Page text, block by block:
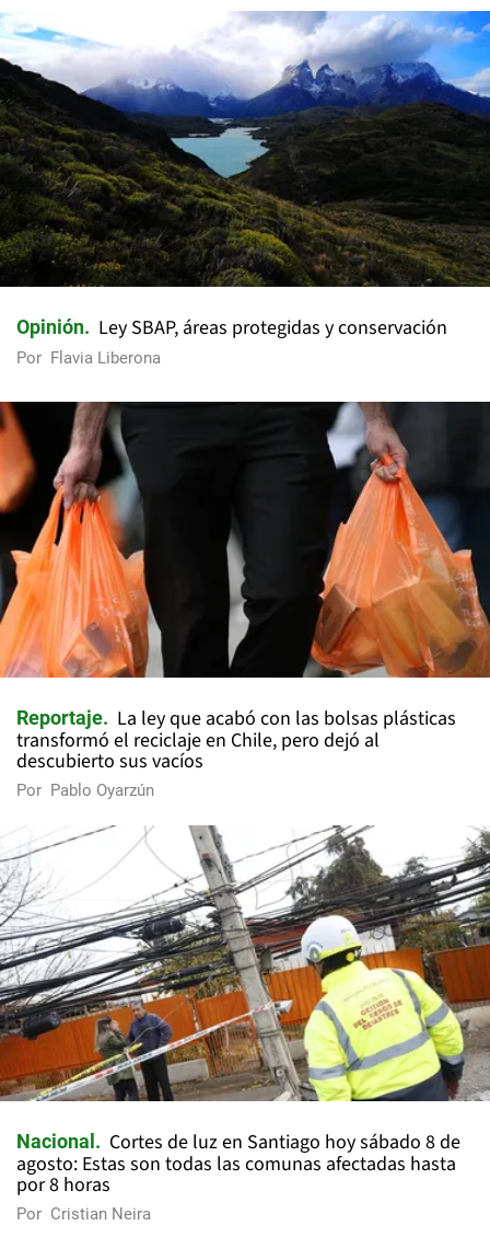
Opinión Ley SBAP, áreas protegidas y conservación
Por Flavia Liberona
Reportaje
La ley que acabó con las bolsas plásticas
transformó el reciclaje en Chile, pero dejó al
descubierto sus vacíos
Por Pablo Oyarzún
Nacional
Cortes de luz en Santiago hoy sábado 8 de
agosto: Estas son todas las comunas afectadas hasta
por 8 horas
Por Cristian Neira